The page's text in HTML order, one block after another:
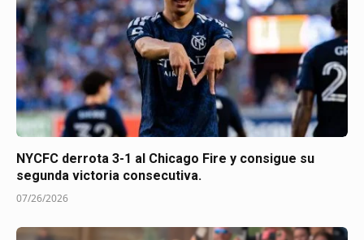
NYCFC derrota 3-1 al Chicago Fire y consigue su
segunda victoria consecutiva.
07/26/2026